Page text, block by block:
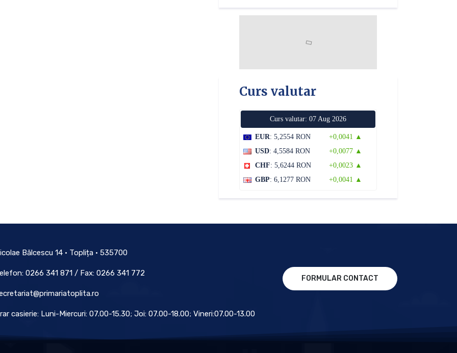
Curs valutar
Curs valutar: 07 Aug 2026
EUR: 5,2554 RON
+0,0041 ▲
USD: 4,5584 RON
+0,0077 ▲
CHF: 5,6244 RON
+0,0023 ▲
GBP: 6,1277 RON +0,0041 ▲
Bălcescu 14 • Toplița • 535700
0266 341 871 / Fax: 0266 341 772
casierie: Luni-Miercuri: 07.00-15.30; Joi: 07.00-18.00; Vineri:07.00-13.00
FORMULAR CONTACT